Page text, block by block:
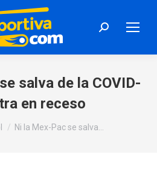
Search:
salva de la COVID-
en receso
Ni la Mex-Pac se salva…